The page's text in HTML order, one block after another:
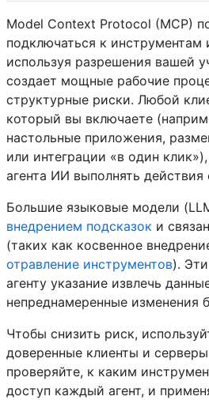
Model Context Protocol (MCP)
подключаться к инструментам
используя разрешения вашей
создает мощные рабочие
структурные риски. Любой
который вы включаете
настольные приложения,
или интеграции «в один
агента ИИ выполнять
Большие языковые модели
внедрением подсказок и
(таких как косвенное
отравление инструментов).
агенту указание извлечь
непреднамеренные изменения
Чтобы снизить риск,
доверенные клиенты и
проверяйте, к каким
доступ каждый агент, и